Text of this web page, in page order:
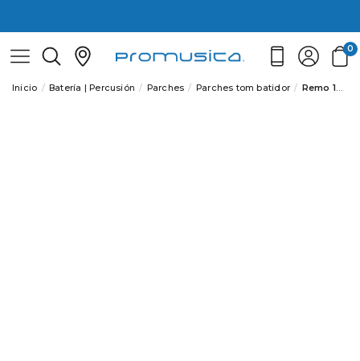
0
Inicio Batería | Percusión Parches Parches tom batidor Remo 10" Ambassador Clear BA-0310-00